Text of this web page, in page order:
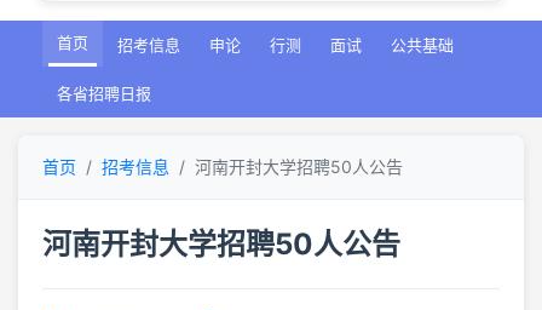
首页 招考信息 申论 行测 面试 公共基础
各省招聘日报
首页 招考信息 河南开封大学招聘50人公告
河南开封大学招聘50人公告